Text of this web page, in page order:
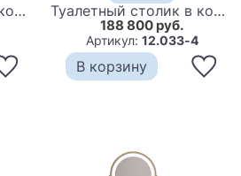
Туалетный столик в комплекте с пуфом Diassa White Туалетный столик в комплекте с пуфом Diassa Mint
188 800 руб.
Артикул: 12.033-4
В корзину